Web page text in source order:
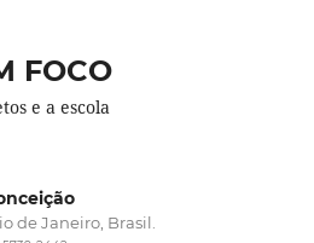
FOCO
e a escola
de Janeiro, Brasil.